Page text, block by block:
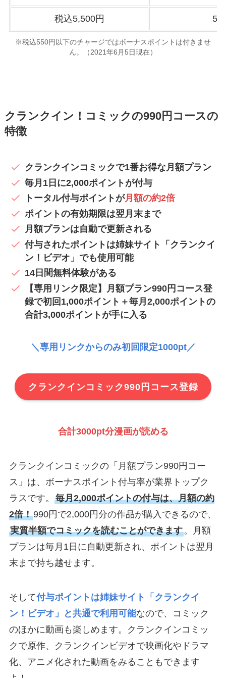
税込5,500円
※税込550円以下のチャージではボーナスポイントは付きませ
ん。（2021年6月5日現在）
クランクイン！コミックの990円コースの
特徴
クランクインコミックで1番お得な月額プラン
毎月1日に2,000ポイントが付与
トータル付与ポイントが月額の約2倍
ポイントの有効期限は翌月末まで
月額プランは自動で更新される
付与されたポイントは姉妹サイト「クランクイ
ン！ビデオ」でも使用可能
14日間無料体験がある
【専用リンク限定】月額プラン990円コース登
録で初回1,000ポイント＋毎月2,000ポイントの
合計3,000ポイントが手に入る
＼専用リンクからのみ初回限定1000pt／
クランクインコミック990円コース登録
合計3000pt分漫画が読める
クランクインコミックの「月額プラン990円コー
ス」は、ボーナスポイント付与率が業界トップク
ラスです。 毎月2,000ポイントの付与は、月額の約
2倍！990円で2,000円分の作品が購入できるので、
実質半額でコミックを読むことができます。月額
プランは毎月1日に自動更新され、ポイントは翌月
末まで持ち越せます。
そして付与ポイントは姉妹サイト「クランクイ
ン！ビデオ」と共通で利用可能なので、コミック
のほかに動画も楽しめます。クランクインコミッ
クで原作、クランクインビデオで映画化やドラマ
化、アニメ化された動画をみることもできます